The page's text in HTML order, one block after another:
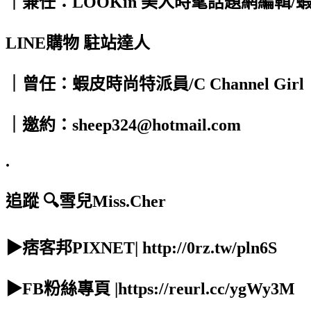
LINE購物 駐站達人
｜曾任：蝦皮時尚特派員/C Channel Girl
｜邀約：sheep324@hotmail.com
.
追蹤 🔍雪兒Miss.Cher
▶痞客邦PIXNET| http://0rz.tw/pln6S
▶FB粉絲專頁 |https://reurl.cc/ygWy3M